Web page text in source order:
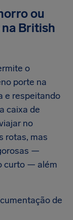
ou
British
o
porte na
e respeitando
caixa de
no
rotas, mas
—
curto — além
de